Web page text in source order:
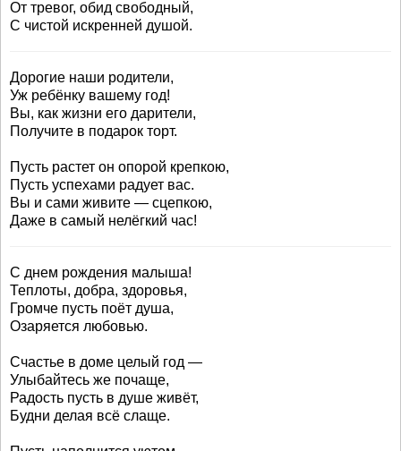
От тревог, обид свободный,
С чистой искренней душой.
Дорогие наши родители,
Уж ребёнку вашему год!
Вы, как жизни его дарители,
Получите в подарок торт.
Пусть растет он опорой крепкою,
Пусть успехами радует вас.
Вы и сами живите — сцепкою,
Даже в самый нелёгкий час!
С днем рождения малыша!
Теплоты, добра, здоровья,
Громче пусть поёт душа,
Озаряется любовью.
Счастье в доме целый год —
Улыбайтесь же почаще,
Радость пусть в душе живёт,
Будни делая всё слаще.